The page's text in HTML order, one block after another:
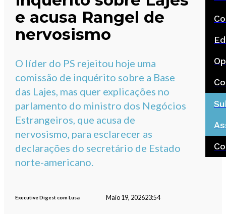
e acusa Rangel de
nervosismo
O líder do PS rejeitou hoje uma
comissão de inquérito sobre a Base
das Lajes, mas quer explicações no
parlamento do ministro dos Negócios
Estrangeiros, que acusa de
nervosismo, para esclarecer as
declarações do secretário de Estado
norte-americano.
Executive Digest com Lusa Maio 19, 202623:54